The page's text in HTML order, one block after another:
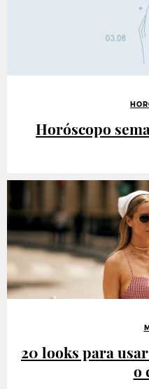
Horóscopo
20 looks para
o